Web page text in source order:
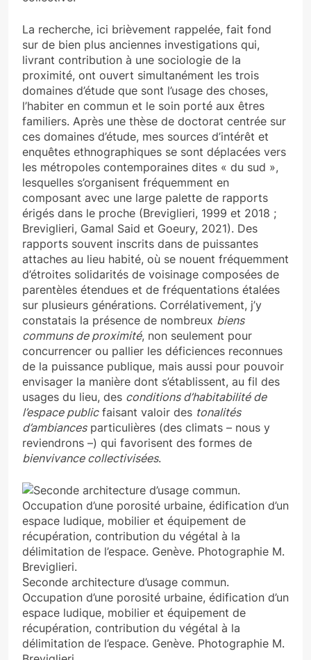
La recherche, ici brièvement rappelée, fait fond
sur de bien plus anciennes investigations qui,
livrant contribution à une sociologie de la
proximité, ont ouvert simultanément les trois
domaines d’étude que sont l’usage des choses,
l’habiter en commun et le soin porté aux êtres
familiers. Après une thèse de doctorat centrée sur
ces domaines d’étude, mes sources d’intérêt et
enquêtes ethnographiques se sont déplacées vers
les métropoles contemporaines dites « du sud »,
lesquelles s’organisent fréquemment en
composant avec une large palette de rapports
érigés dans le proche (Breviglieri, 1999 et 2018 ;
Breviglieri, Gamal Said et Goeury, 2021). Des
rapports souvent inscrits dans de puissantes
attaches au lieu habité, où se nouent fréquemment
d’étroites solidarités de voisinage composées de
parentèles étendues et de fréquentations étalées
sur plusieurs générations. Corrélativement, j’y
constatais la présence de nombreux biens
communs de proximité, non seulement pour
concurrencer ou pallier les déficiences reconnues
de la puissance publique, mais aussi pour pouvoir
envisager la manière dont s’établissent, au fil des
usages du lieu, des conditions d’habitabilité de
l’espace publicfaisant valoir des tonalités
d’ambiancesparticulières (des climats – nous y
reviendrons –) qui favorisent des formes de
bienvivance collectivisées.
Seconde architecture d’usage commun.
Occupation d’une porosité urbaine, édification d’un
espace ludique, mobilier et équipement de
récupération, contribution du végétal à la
délimitation de l’espace. Genève. Photographie M.